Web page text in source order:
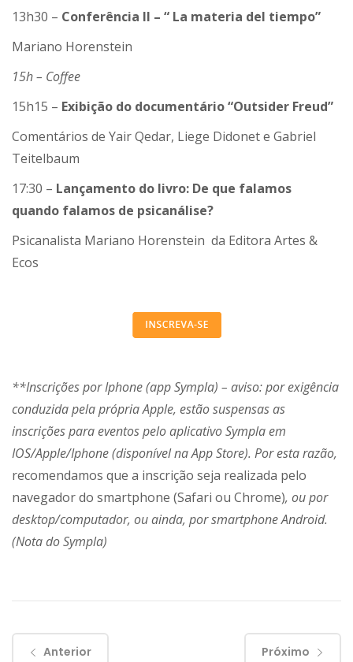
13h30 – Conferência II – “ La materia del tiempo”
Mariano Horenstein
15h – Coffee
15h15 – Exibição do documentário “Outsider Freud”
Comentários de Yair Qedar, Liege Didonet e Gabriel
Teitelbaum
17:30 – Lançamento do livro: De que falamos
quando falamos de psicanálise?
Psicanalista Mariano Horenstein da Editora Artes &
Ecos
**Inscrições por Iphone (app Sympla) – aviso: por exigência
conduzida pela própria Apple, estão suspensas as
inscrições para eventos pelo aplicativo Sympla em
IOS/Apple/Iphone (disponível na App Store). Por esta razão,
recomendamos que a inscrição seja realizada pelo
navegador do smartphone (Safari ou Chrome), ou por
desktop/computador, ou ainda, por smartphone Android.
(Nota do Sympla)
Anterior Próximo